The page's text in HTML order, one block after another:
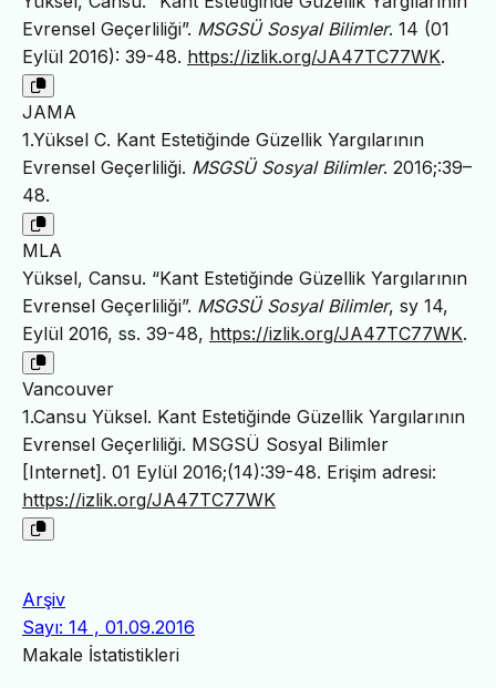
Evrensel Geçerliliği”. MSGSÜ Sosyal Bilimler. 14 (01
Eylül 2016): 39-48. https://izlik.org/JA47TC77WK.
JAMA
1.Yüksel C. Kant Estetiğinde Güzellik Yargılarının
Evrensel Geçerliliği. MSGSÜ Sosyal Bilimler. 2016;:39–
48.
MLA
Yüksel, Cansu. “Kant Estetiğinde Güzellik Yargılarının
Evrensel Geçerliliği”. MSGSÜ Sosyal Bilimler, sy 14,
Eylül 2016, ss. 39-48, https://izlik.org/JA47TC77WK.
Vancouver
1.Cansu Yüksel. Kant Estetiğinde Güzellik Yargılarının
Evrensel Geçerliliği. MSGSÜ Sosyal Bilimler
[Internet]. 01 Eylül 2016;(14):39-48. Erişim adresi:
https://izlik.org/JA47TC77WK
Arşiv
Sayı: 14 , 01.09.2016
Makale İstatistikleri